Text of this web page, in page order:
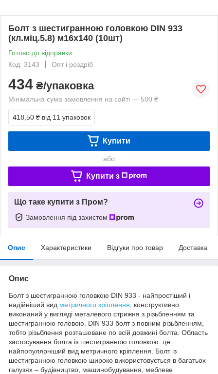
Болт з шестигранною головкою DIN 933
(кл.міц.5.8) м16х140 (10шт)
Готово до відправки
Код: 3143
Опт і роздріб
434 ₴/упаковка
Мінімальна сума замовлення на сайті — 500 ₴
418,50 ₴ від 11 упаковок
Купити
або
Купити з
Що таке купити з Пром?
Замовлення під захистом
Опис Характеристики Відгуки про товар Доставка
Опис
Болт з шестигранною головкою DIN 933 - найпростіший і
надійніший вид метричного кріплення , конструктивно
виконаний у вигляді металевого стрижня з різьбленням та
шестигранною головою. DIN 933 болт з повним різьбленням,
тобто різьблення розташоване по всій довжині болта. Область
застосування болта із шестигранною головкою: це
найпопулярніший вид метричного кріплення. Болт із
шестигранною головкою широко використовується в багатьох
галузях – будівництво, машинобудування, меблеве